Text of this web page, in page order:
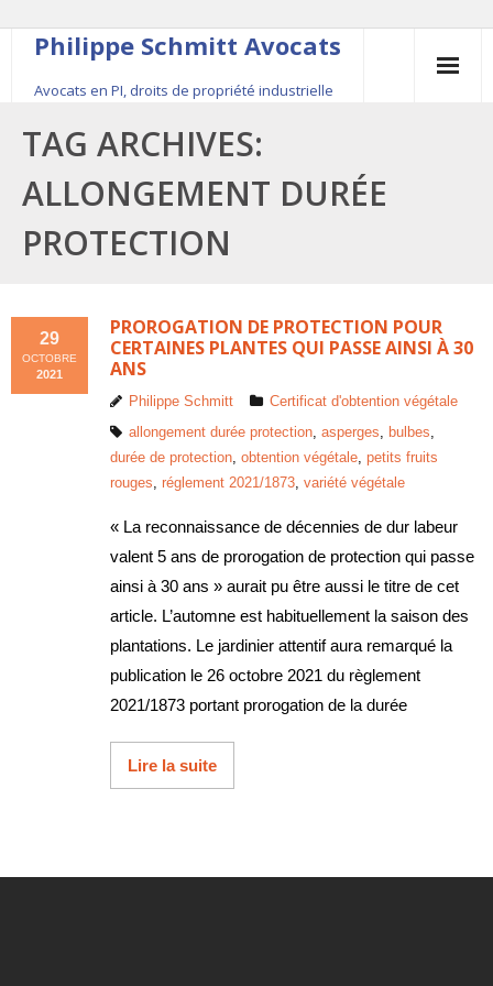
Philippe Schmitt Avocats
Avocats en PI, droits de propriété industrielle
45, rue Saint-Anne, 75001 Paris, +33 (0)1 84 16 35
54
Contact
Publications
Actualité
TAG ARCHIVES:
ALLONGEMENT DURÉE
PROTECTION
PROROGATION DE PROTECTION POUR
CERTAINES PLANTES QUI PASSE AINSI À 30
ANS
29
OCTOBRE
2021
Philippe Schmitt
Certificat d'obtention végétale
allongement durée protection, asperges, bulbes,
durée de protection, obtention végétale, petits fruits
rouges, réglement 2021/1873, variété végétale
« La reconnaissance de décennies de dur labeur
valent 5 ans de prorogation de protection qui passe
ainsi à 30 ans » aurait pu être aussi le titre de cet
article. L’automne est habituellement la saison des
plantations. Le jardinier attentif aura remarqué la
publication le 26 octobre 2021 du règlement
2021/1873 portant prorogation de la durée
Lire la suite